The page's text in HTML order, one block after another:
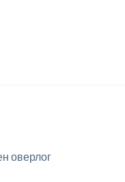
оверлог